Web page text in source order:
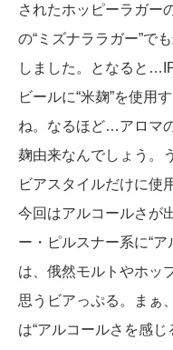
されたホッピーラガー
の“ミズナララガー”で
しました。となると
ビールに“米麹”を使用
ね。なるほど…アロマ
麹由来なんでしょう。
ビアスタイルだけに使
今回はアルコールさが
ー・ピルスナー系に“ア
は、俄然モルトやホッ
思うビアっぷる。まぁ
は“アルコールさを感